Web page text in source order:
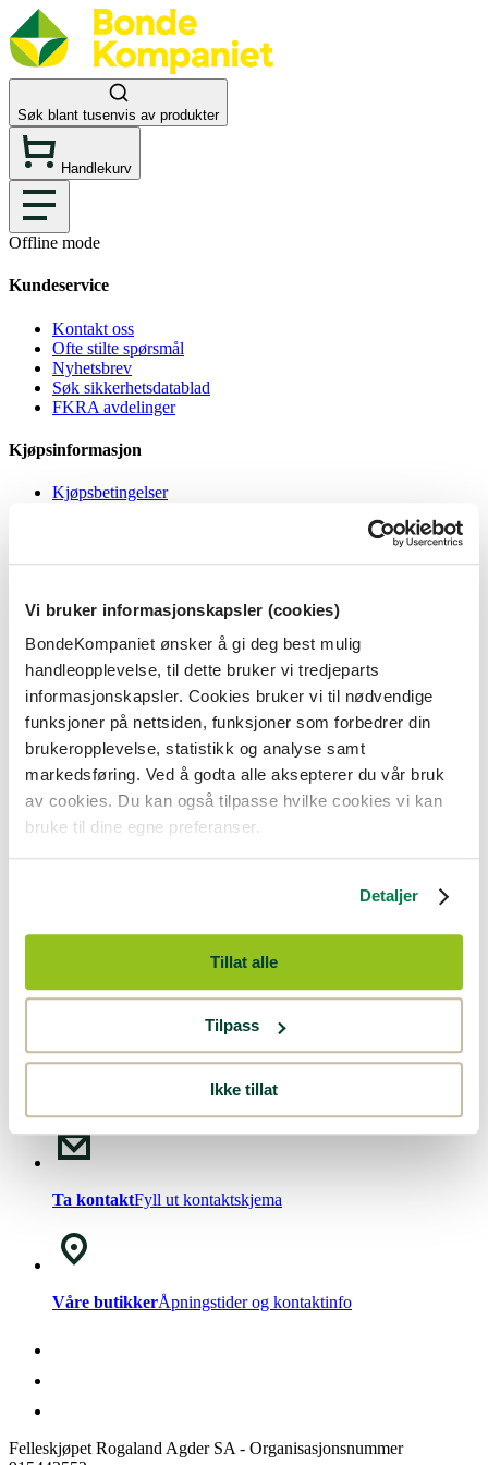
Vi bruker informasjonskapsler (cookies)
BondeKompaniet ønsker å gi deg best mulig
handleopplevelse, til dette bruker vi tredjeparts
informasjonskapsler. Cookies bruker vi til nødvendige
funksjoner på nettsiden, funksjoner som forbedrer din
brukeropplevelse, statistikk og analyse samt
markedsføring. Ved å godta alle aksepterer du vår bruk
av cookies. Du kan også tilpasse hvilke cookies vi kan
bruke til dine egne preferanser.
Detaljer
Tillat alle
Tilpass
Ikke tillat
Søk blant tusenvis av produkter
Handlekurv
Offline mode
Kundeservice
Kontakt oss
Ofte stilte spørsmål
Nyhetsbrev
Søk sikkerhetsdatablad
FKRA avdelinger
Kjøpsinformasjon
Kjøpsbetingelser
Informasjonskapsler
BondeKompaniet
Våre butikker
Presse
Ledige stillinger
Bonde og bedriftskunde
BondeKompaniet erFelleskjøpet Rogaland Agdersitt butikkonsept
BondeKompaniet har det du trenger av praktisk utstyr, reparasjon og
gode råd innenfor hus og hage, fritid, kjæledyr og landbruk.
Nyhetsbrev!Meld deg på vårtnyhetsbrev.
Mandag - Fredag kl. 08-15
Ta kontaktFyll ut kontaktskjema
Våre butikkerÅpningstider og kontaktinfo
Felleskjøpet Rogaland Agder SA - Organisasjonsnummer